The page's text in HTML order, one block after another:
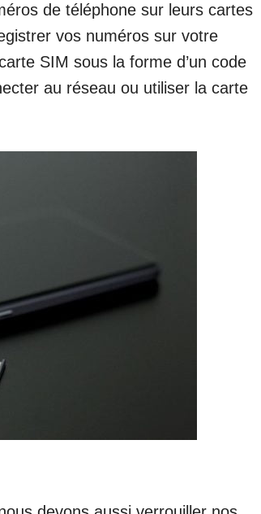
de téléphone sur leurs cartes
vos numéros sur votre
SIM sous la forme d’un code
au réseau ou utiliser la carte